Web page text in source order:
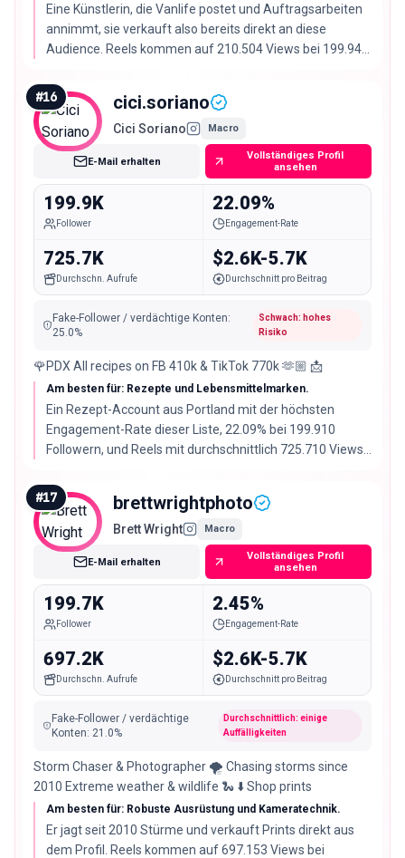
Eine Künstlerin, die Vanlife postet und Auftragsarbeiten
annimmt, sie verkauft also bereits direkt an diese
Audience. Reels kommen auf 210.504 Views bei 199.946
Audience-Qualität hier aber zu den schwächeren.
#16 cici.soriano
Cici Soriano Macro
E-Mail erhalten
Vollständiges Profil
ansehen
199.9K
Follower
22.09%
Engagement-Rate
725.7K
Durchschn. Aufrufe
$2.6K-5.7K
Durchschnitt pro Beitrag
Fake-Follower / verdächtige Konten:
25.0%
Schwach: hohes
Risiko
🌹PDX All recipes on FB 410k & TikTok 770k 🫶🏼 📩
Am besten für: Rezepte und Lebensmittelmarken.
Ein Rezept-Account aus Portland mit der höchsten
Engagement-Rate dieser Liste, 22.09% bei 199.910
Followern, und Reels mit durchschnittlich 725.710 Views.
auf TikTok.
#17 brettwrightphoto
Brett Wright Macro
E-Mail erhalten
Vollständiges Profil
ansehen
199.7K
Follower
2.45%
Engagement-Rate
697.2K
Durchschn. Aufrufe
$2.6K-5.7K
Durchschnitt pro Beitrag
Fake-Follower / verdächtige
Konten: 21.0%
Durchschnittlich: einige
Auffälligkeiten
Storm Chaser & Photographer 🌪️ Chasing storms since
2010 Extreme weather & wildlife 🐍 ⬇️ Shop prints
Am besten für: Robuste Ausrüstung und Kameratechnik.
Er jagt seit 2010 Stürme und verkauft Prints direkt aus
dem Profil. Reels kommen auf 697.153 Views bei